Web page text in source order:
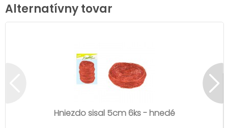
Alternatívny tovar
Hniezdo sisal 5cm 6ks - hnedé